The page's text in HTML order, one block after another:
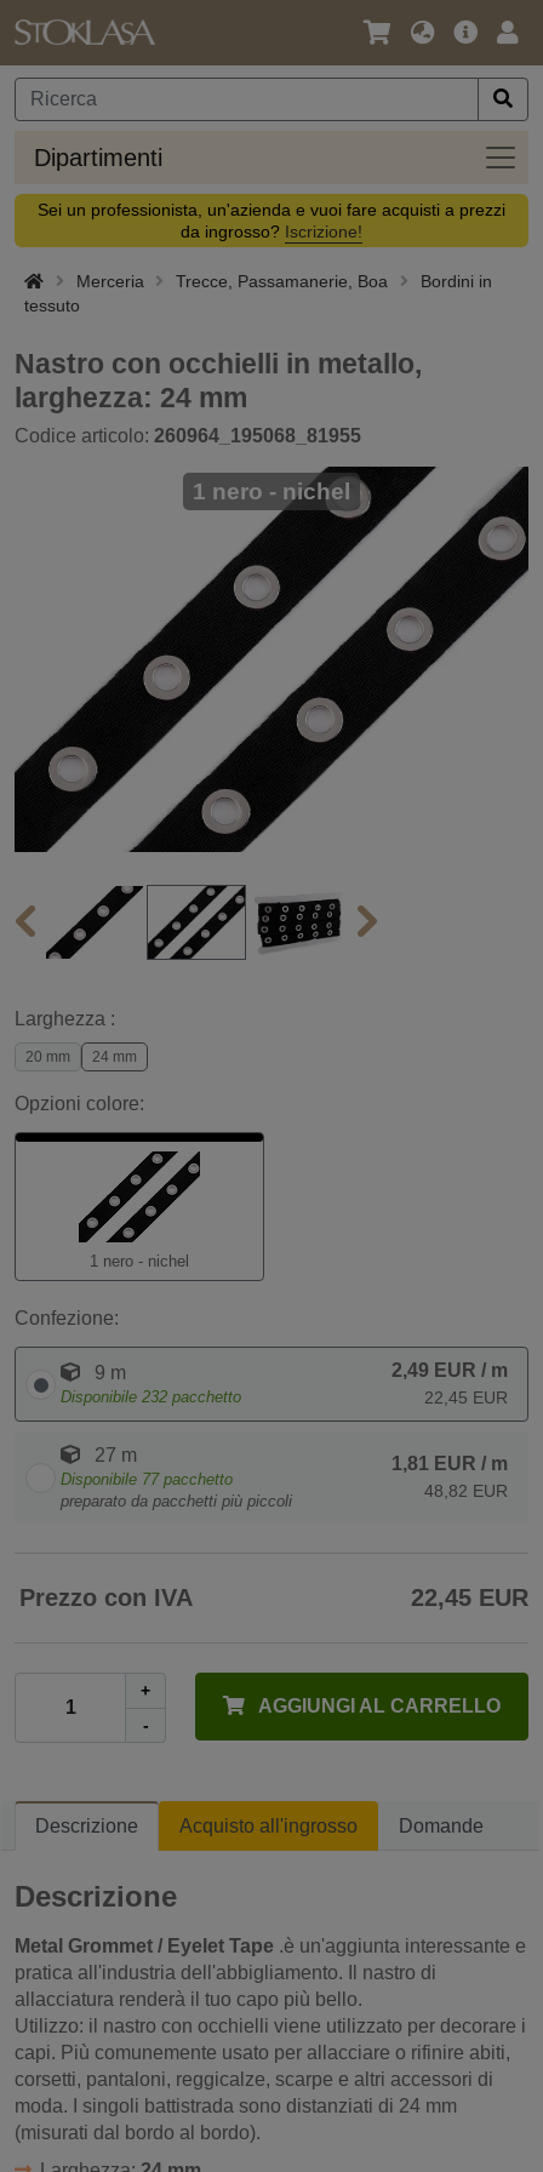
Lingua
Valuta
Offerta
Dipartimenti
Sei un professionista, un'azienda e vuoi fare acquisti a prezzi
da ingrosso? Iscrizione!
Merceria Trecce, Passamanerie, Boa
Bordini in
tessuto
Nastro con occhielli in metallo,
larghezza: 24 mm
Codice articolo: 260964_195068_81955
1 nero - nichel
Larghezza :
20 mm 24 mm
Opzioni colore:
1 nero - nichel
Confezione:
9 m
Disponibile 232 pacchetto
2,49 EUR / m
22,45 EUR
27 m
Disponibile 77 pacchetto
preparato da pacchetti più piccoli
1,81 EUR / m
48,82 EUR
Prezzo con IVA 22,45 EUR
+
-
AGGIUNGI AL CARRELLO
Descrizione Acquisto all'ingrosso Domande
Descrizione
Metal Grommet / Eyelet Tape .è un'aggiunta interessante e
pratica all'industria dell'abbigliamento. Il nastro di
allacciatura renderà il tuo capo più bello.
Utilizzo: il nastro con occhielli viene utilizzato per decorare i
capi. Più comunemente usato per allacciare o rifinire abiti,
corsetti, pantaloni, reggicalze, scarpe e altri accessori di
moda. I singoli battistrada sono distanziati di 24 mm
(misurati dal bordo al bordo).